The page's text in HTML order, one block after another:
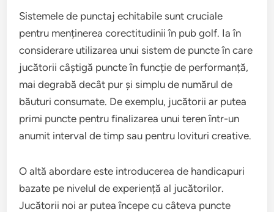
Sistemele de punctaj echitabile sunt cruciale
pentru menținerea corectitudinii în pub golf. Ia în
considerare utilizarea unui sistem de puncte în care
jucătorii câștigă puncte în funcție de performanță,
mai degrabă decât pur și simplu de numărul de
băuturi consumate. De exemplu, jucătorii ar putea
primi puncte pentru finalizarea unui teren într-un
anumit interval de timp sau pentru lovituri creative.
O altă abordare este introducerea de handicapuri
bazate pe nivelul de experiență al jucătorilor.
Jucătorii noi ar putea începe cu câteva puncte